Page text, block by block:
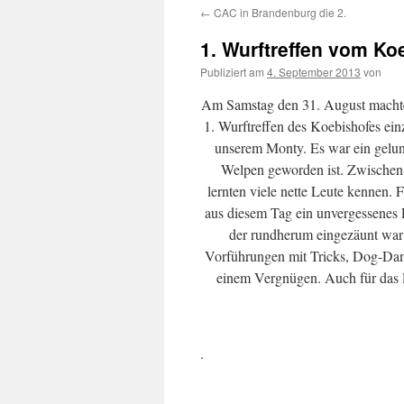
springen
← CAC in Brandenburg die 2.
1. Wurftreffen vom
Publiziert am 4. September 2013 von
Am Samstag den 31. August
1. Wurftreffen des Koebishofes
unserem Monty. Es war ein
Welpen geworden ist.
lernten viele nette Leute kennen.
aus diesem Tag ein
der rundherum eingezäunt
Vorführungen mit Tricks, Dog-
einem Vergnügen. Auch für das
.